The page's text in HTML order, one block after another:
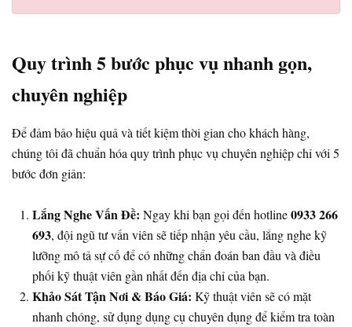
Quy trình 5 bước phục vụ nhanh gọn,
chuyên nghiệp
Để đảm bảo hiệu quả và tiết kiệm thời gian cho khách hàng,
chúng tôi đã chuẩn hóa quy trình phục vụ chuyên nghiệp chỉ với 5
bước đơn giản:
Lắng Nghe Vấn Đề: Ngay khi bạn gọi đến hotline0933 266
693, đội ngũ tư vấn viên sẽ tiếp nhận yêu cầu, lắng nghe kỹ
lưỡng mô tả sự cố để có những chẩn đoán ban đầu và điều
phối kỹ thuật viên gần nhất đến địa chỉ của bạn.
Khảo Sát Tận Nơi & Báo Giá: Kỹ thuật viên sẽ có mặt
nhanh chóng, sử dụng dụng cụ chuyên dụng để kiểm tra toàn